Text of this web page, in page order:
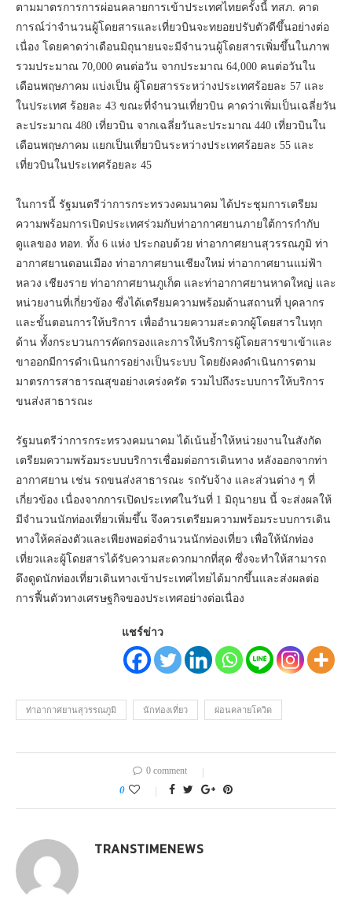
ตามมาตรการการผ่อนคลายการเข้าประเทศไทยครั้งนี้ ทสภ. คาด
การณ์ว่าจำนวนผู้โดยสารและเที่ยวบินจะทยอยปรับตัวดีขึ้นอย่างต่อ
เนื่อง โดยคาดว่าเดือนมิถุนายนจะมีจำนวนผู้โดยสารเพิ่มขึ้นในภาพ
รวมประมาณ 70,000 คนต่อวัน จากประมาณ 64,000 คนต่อวันใน
เดือนพฤษภาคม แบ่งเป็น ผู้โดยสารระหว่างประเทศร้อยละ 57 และ
ในประเทศ ร้อยละ 43 ขณะที่จำนวนเที่ยวบิน คาดว่าเพิ่มเป็นเฉลี่ยวัน
ละประมาณ 480 เที่ยวบิน จากเฉลี่ยวันละประมาณ 440 เที่ยวบินใน
เดือนพฤษภาคม แยกเป็นเที่ยวบินระหว่างประเทศร้อยละ 55 และ
เที่ยวบินในประเทศร้อยละ 45
ในการนี้ รัฐมนตรีว่าการกระทรวงคมนาคม ได้ประชุมการเตรียม
ความพร้อมการเปิดประเทศร่วมกับท่าอากาศยานภายใต้การกำกับ
ดูแลของ ทอท. ทั้ง 6 แห่ง ประกอบด้วย ท่าอากาศยานสุวรรณภูมิ ท่า
อากาศยานดอนเมือง ท่าอากาศยานเชียงใหม่ ท่าอากาศยานแม่ฟ้า
หลวง เชียงราย ท่าอากาศยานภูเก็ต และท่าอากาศยานหาดใหญ่ และ
หน่วยงานที่เกี่ยวข้อง ซึ่งได้เตรียมความพร้อมด้านสถานที่ บุคลากร
และขั้นตอนการให้บริการ เพื่ออำนวยความสะดวกผู้โดยสารในทุก
ด้าน ทั้งกระบวนการคัดกรองและการให้บริการผู้โดยสารขาเข้าและ
ขาออกมีการดำเนินการอย่างเป็นระบบ โดยยังคงดำเนินการตาม
มาตรการสาธารณสุขอย่างเคร่งครัด รวมไปถึงระบบการให้บริการ
ขนส่งสาธารณะ
รัฐมนตรีว่าการกระทรวงคมนาคม ได้เน้นย้ำให้หน่วยงานในสังกัด
เตรียมความพร้อมระบบบริการเชื่อมต่อการเดินทาง หลังออกจากท่า
อากาศยาน เช่น รถขนส่งสาธารณะ รถรับจ้าง และส่วนต่าง ๆ ที่
เกี่ยวข้อง เนื่องจากการเปิดประเทศในวันที่ 1 มิถุนายน นี้ จะส่งผลให้
มีจำนวนนักท่องเที่ยวเพิ่มขึ้น จึงควรเตรียมความพร้อมระบบการเดิน
ทางให้คล่องตัวและเพียงพอต่อจำนวนนักท่องเที่ยว เพื่อให้นักท่อง
เที่ยวและผู้โดยสารได้รับความสะดวกมากที่สุด ซึ่งจะทำให้สามารถ
ดึงดูดนักท่องเที่ยวเดินทางเข้าประเทศไทยได้มากขึ้นและส่งผลต่อ
การฟื้นตัวทางเศรษฐกิจของประเทศอย่างต่อเนื่อง
แชร์ข่าว
ท่าอากาศยานสุวรรณภูมิ นักท่องเที่ยว ผ่อนคลายโควิด
0 comment
0
TRANSTIMENEWS